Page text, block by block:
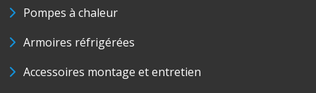
Pompes à chaleur
Armoires réfrigérées
Accessoires montage et entretien